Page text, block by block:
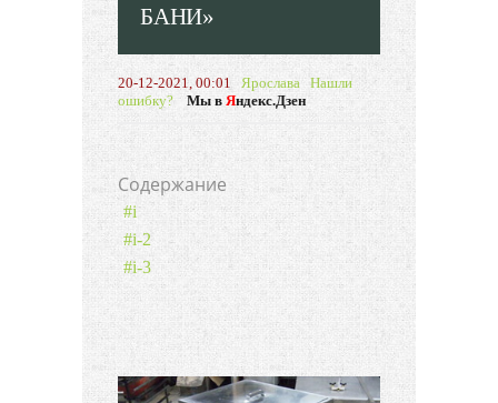
БАНИ»
20-12-2021, 00:01 Ярослава Нашли
ошибку?
Мы в Яндекс.Дзен
Cодержание
#i
#i-2
#i-3